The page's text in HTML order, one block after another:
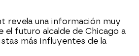
revela una información muy
futuro alcalde de Chicago a
más influyentes de la